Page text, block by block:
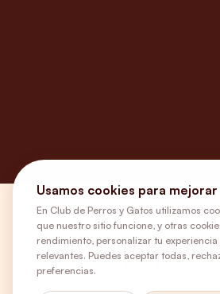
¿Necesitas
Usamos cookies para
En Club de Perros y Gatos utilizamos
que nuestro sitio funcione, y otras
rendimiento, personalizar tu
relevantes. Puedes aceptar todas,
preferencias.